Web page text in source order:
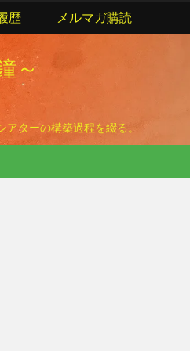
～
ターの構築過程を綴る。
歴 メルマガ購読